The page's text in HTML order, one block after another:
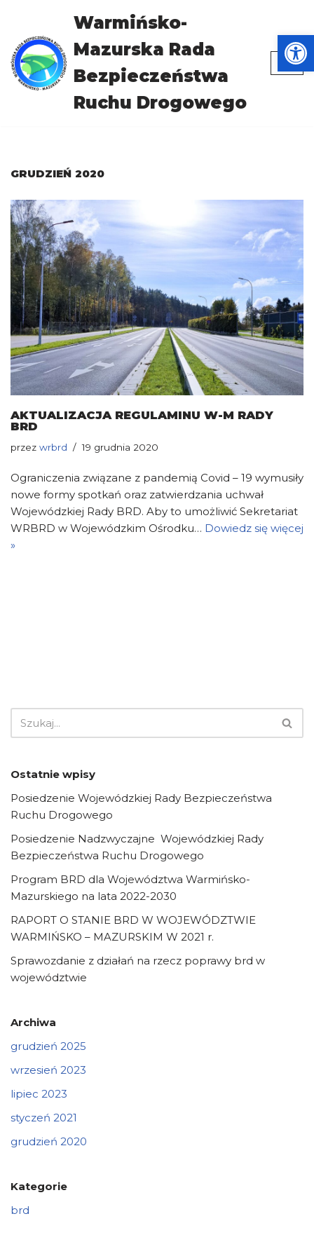
Przejdź
do
treści
Warmińsko-
Mazurska Rada
Bezpieczeństwa
Ruchu Drogowego
GRUDZIEŃ 2020
AKTUALIZACJA REGULAMINU W-M RADY
BRD
przez wrbrd 19 grudnia 2020
Ograniczenia związane z pandemią Covid – 19 wymusiły
nowe formy spotkań oraz zatwierdzania uchwał
Wojewódzkiej Rady BRD. Aby to umożliwić Sekretariat
WRBRD w Wojewódzkim Ośrodku… Dowiedz się więcej
»
Ostatnie wpisy
Posiedzenie Wojewódzkiej Rady Bezpieczeństwa
Ruchu Drogowego
Posiedzenie Nadzwyczajne Wojewódzkiej Rady
Bezpieczeństwa Ruchu Drogowego
Program BRD dla Województwa Warmińsko-
Mazurskiego na lata 2022-2030
RAPORT O STANIE BRD W WOJEWÓDZTWIE
WARMIŃSKO – MAZURSKIM W 2021 r.
Sprawozdanie z działań na rzecz poprawy brd w
województwie
Archiwa
grudzień 2025
wrzesień 2023
lipiec 2023
styczeń 2021
grudzień 2020
Kategorie
brd